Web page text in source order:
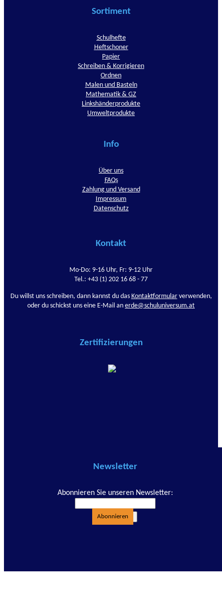
Sortiment
Schulhefte
Heftschoner
Papier
Schreiben & Korrigieren
Ordnen
Malen und Basteln
Mathematik & GZ
Linkshänderprodukte
Umweltprodukte
Info
Über uns
FAQs
Zahlung und Versand
Impressum
Datenschutz
Kontakt
Mo-Do: 9-16 Uhr, Fr: 9-12 Uhr
Tel.: +43 (1) 202 16 68 - 77
Du willst uns schreiben, dann kannst du das Kontaktformularverwenden,
oder du schickst uns eine E-Mail an erde@schuluniversum.at
Zertifizierungen
Newsletter
Abonnieren Sie unseren Newsletter:
Abonnieren